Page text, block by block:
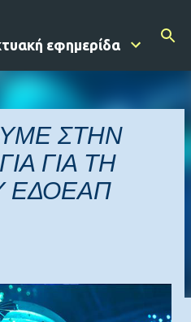
περιεχόμενο
εφημερίδα
ΣΤΗΝ
ΓΙΑ ΤH
ΕΔΟΕΑΠ